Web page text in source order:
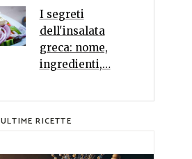
I segreti
dell'insalata
greca: nome,
ingredienti,…
ULTIME RICETTE